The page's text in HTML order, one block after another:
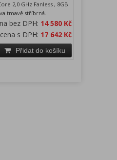
2,0 GHz Fanless , 8GB
tmavě stříbrná.
bez DPH: 14 580 Kč
s DPH: 17 642 Kč
Přidat do košíku